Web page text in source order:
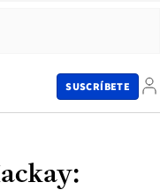
SUSCRÍBETE